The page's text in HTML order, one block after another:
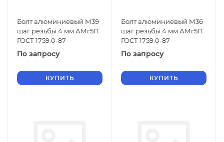
Болт алюминиевый М39
шаг резьбы 4 мм АМг5П
ГОСТ 1759.0-87
По запросу
КУПИТЬ
Болт алюминиевый М36
шаг резьбы 4 мм АМг5П
ГОСТ 1759.0-87
По запросу
КУПИТЬ